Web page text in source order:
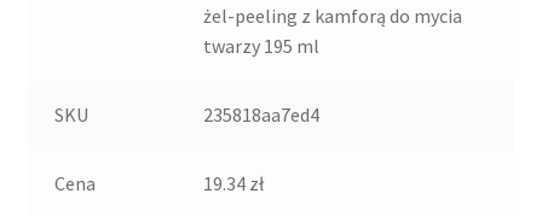
żel-peeling z kamforą do mycia
twarzy 195 ml
SKU 235818aa7ed4
Cena 19.34 zł